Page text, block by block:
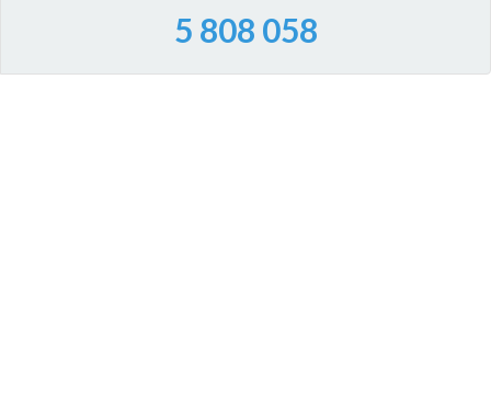
5 808 058